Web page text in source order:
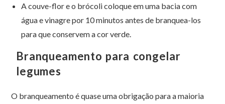
A couve-flor e o brócoli coloque em uma bacia com
água e vinagre por 10 minutos antes de branquea-los
para que conservem a cor verde.
Branqueamento para congelar
legumes
O branqueamento é quase uma obrigação para a maioria